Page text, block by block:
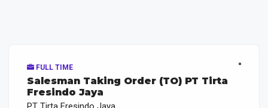
FULL TIME
Salesman Taking Order (TO) PT Tirta
Fresindo Jaya